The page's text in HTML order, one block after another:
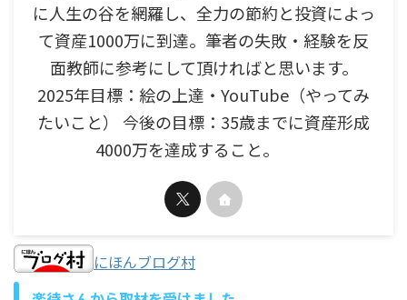
に人生の谷を網羅し、全力の節約と投資によっ
て資産1000万に到達。筆者の失敗・経験を反
面教師に参考にして頂ければと思います。
2025年目標：絵の上達・YouTube（やってみ
たいこと） 今後の目標：35歳までに資産形成
4000万を達成すること。
にほんブログ村